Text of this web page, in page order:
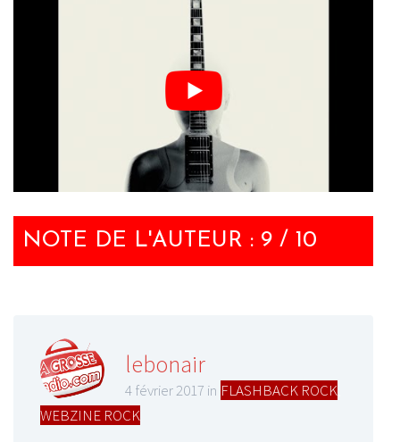
NOTE DE L'AUTEUR : 9 / 10
lebonair
4 février 2017 in FLASHBACK ROCK
WEBZINE ROCK